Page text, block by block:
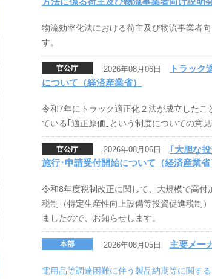
物流効率化法における荷主及び物流事業者
す。
官公庁 2026年08月06日
トラック
について（経済産業省）
令和7年にトラック適正化２法が成立した
ている｢適正原価｣という制度についての意見
官公庁 2026年08月06日
｢大胆な
施行･申請受付開始について（経済産業省
令和8年度税制改正に関して、大規模で高
税制（特定生産性向上設備等投資促進税制
ましたので、お知らせします。
本部 2026年08月05日 主要メー
電用品等調達困難に伴う製品納期等に関す